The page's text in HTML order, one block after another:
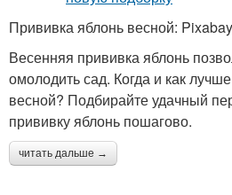
Прививка яблонь весной: Pixabay
Весенняя прививка яблонь
омолодить сад. Когда и как
весной? Подбирайте удачный
прививку яблонь пошагово.
читать дальше →